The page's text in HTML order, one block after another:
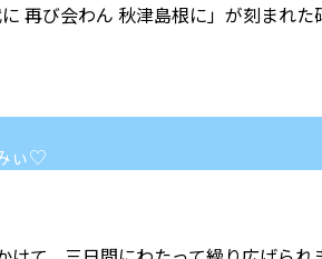
再び会わん 秋津島根に」が刻まれ
ぃ♡